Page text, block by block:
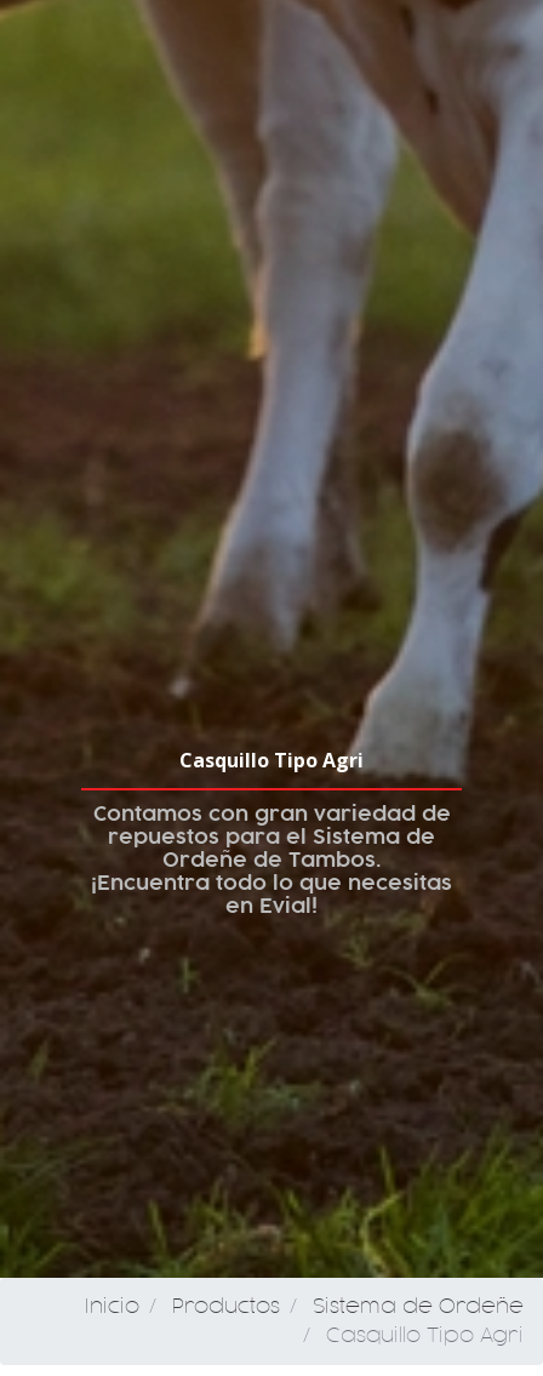
Casquillo Tipo Agri
Contamos con gran variedad de
repuestos para el Sistema de
Ordeñe de Tambos.
¡Encuentra todo lo que necesitas
en Evial!
Inicio Productos
Sistema de Ordeñe
Casquillo Tipo Agri